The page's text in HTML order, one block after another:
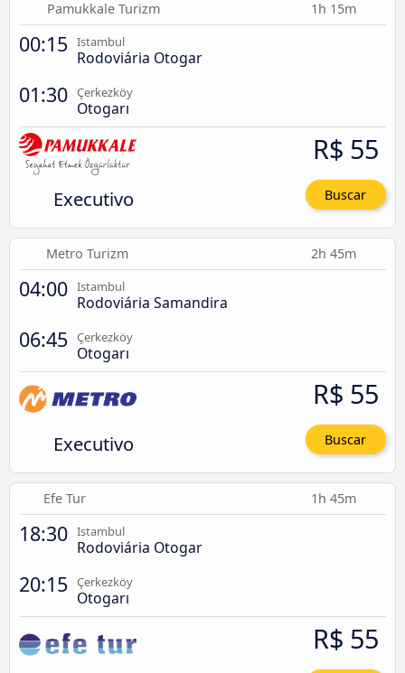
Pamukkale Turizm 1h 15m
00:15 Istambul
Rodoviária Otogar
01:30 Çerkezköy
Otogarı
Executivo
R$ 55
Buscar
Metro Turizm 2h 45m
04:00 Istambul
Rodoviária Samandira
06:45 Çerkezköy
Otogarı
Executivo
R$ 55
Buscar
Efe Tur 1h 45m
18:30 Istambul
Rodoviária Otogar
20:15 Çerkezköy
Otogarı
R$ 55